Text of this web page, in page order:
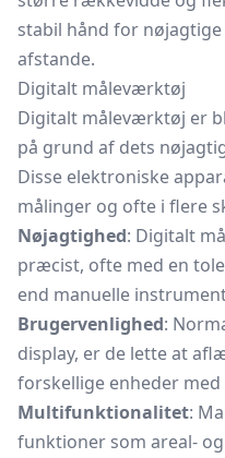
stabil hånd for
afstande.
Digitalt måleværktøj
Digitalt måleværktøj er
på grund af dets
Disse elektroniske
målinger og ofte i flere
Nøjagtighed: Digitalt
præcist, ofte med en
end manuelle
Brugervenlighed:
display, er de lette at
forskellige enheder
Multifunktionalitet:
funktioner som areal-